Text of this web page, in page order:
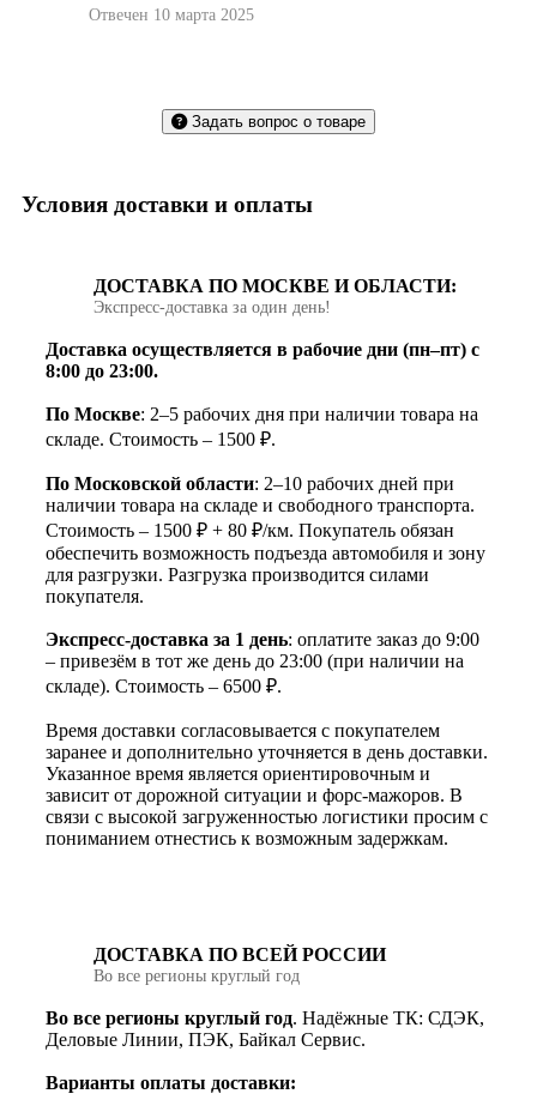
Отвечен 10 марта 2025
Задать вопрос о товаре
Условия доставки и оплаты
ДОСТАВКА ПО МОСКВЕ И ОБЛАСТИ:
Экспресс‑доставка за один день!
Доставка осуществляется в рабочие дни (пн–пт) с
8:00 до 23:00.
По Москве: 2–5 рабочих дня при наличии товара на
складе. Стоимость – 1500 ₽.
По Московской области: 2–10 рабочих дней при
наличии товара на складе и свободного транспорта.
Стоимость – 1500 ₽ + 80 ₽/км. Покупатель обязан
обеспечить возможность подъезда автомобиля и зону
для разгрузки. Разгрузка производится силами
покупателя.
Экспресс-доставка за 1 день: оплатите заказ до 9:00
– привезём в тот же день до 23:00 (при наличии на
складе). Стоимость – 6500 ₽.
Время доставки согласовывается с покупателем
заранее и дополнительно уточняется в день доставки.
Указанное время является ориентировочным и
зависит от дорожной ситуации и форс-мажоров. В
связи с высокой загруженностью логистики просим с
пониманием отнестись к возможным задержкам.
ДОСТАВКА ПО ВСЕЙ РОССИИ
Во все регионы круглый год
Во все регионы круглый год. Надёжные ТК: СДЭК,
Деловые Линии, ПЭК, Байкал Сервис.
Варианты оплаты доставки: